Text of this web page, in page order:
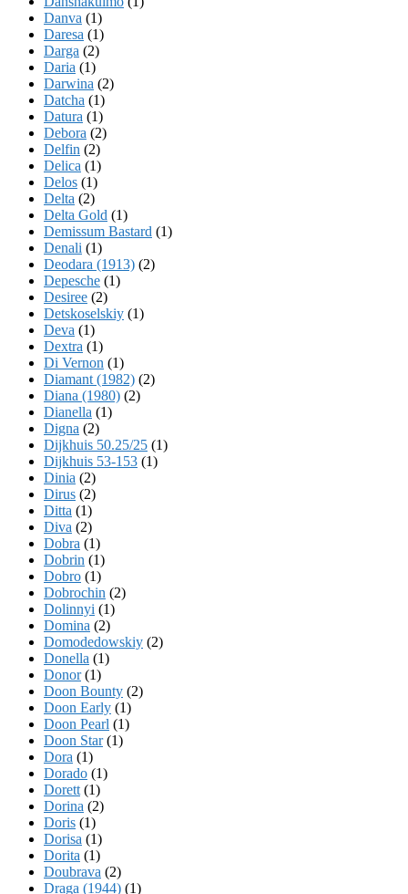
Danva (1)
Daresa (1)
Darga (2)
Daria (1)
Darwina (2)
Datcha (1)
Datura (1)
Debora (2)
Delfin (2)
Delica (1)
Delos (1)
Delta (2)
Delta Gold (1)
Demissum Bastard (1)
Denali (1)
Deodara (1913) (2)
Depesche (1)
Desiree (2)
Detskoselskiy (1)
Deva (1)
Dextra (1)
Di Vernon (1)
Diamant (1982) (2)
Diana (1980) (2)
Dianella (1)
Digna (2)
Dijkhuis 50.25/25 (1)
Dijkhuis 53-153 (1)
Dinia (2)
Dirus (2)
Ditta (1)
Diva (2)
Dobra (1)
Dobrin (1)
Dobro (1)
Dobrochin (2)
Dolinnyi (1)
Domina (2)
Domodedowskiy (2)
Donella (1)
Donor(1)
Doon Bounty (2)
Doon Early (1)
Doon Pearl (1)
Doon Star(1)
Dora (1)
Dorado (1)
Dorett (1)
Dorina (2)
Doris (1)
Dorisa (1)
Dorita (1)
Doubrava (2)
Draga (1944) (1)